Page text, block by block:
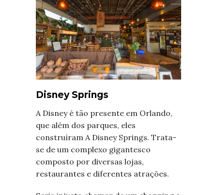
Disney Springs
A Disney é tão presente em Orlando,
que além dos parques, eles
construíram A Disney Springs. Trata-
se de um complexo gigantesco
composto por diversas lojas,
restaurantes e diferentes atrações.